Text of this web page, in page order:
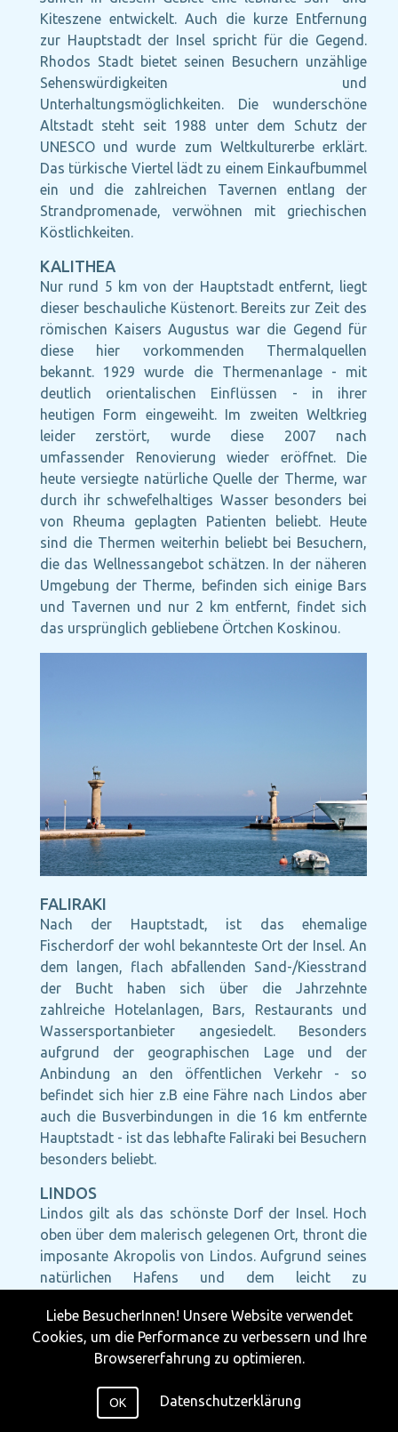
Kiteszene entwickelt. Auch die kurze Entfernung
zur Hauptstadt der Insel spricht für die Gegend.
Rhodos Stadt bietet seinen Besuchern unzählige
Sehenswürdigkeiten und
Unterhaltungsmöglichkeiten. Die wunderschöne
Altstadt steht seit 1988 unter dem Schutz der
UNESCO und wurde zum Weltkulturerbe erklärt.
Das türkische Viertel lädt zu einem Einkaufbummel
ein und die zahlreichen Tavernen entlang der
Strandpromenade, verwöhnen mit griechischen
Köstlichkeiten.
KALITHEA
Nur rund 5 km von der Hauptstadt entfernt, liegt
dieser beschauliche Küstenort. Bereits zur Zeit des
römischen Kaisers Augustus war die Gegend für
diese hier vorkommenden Thermalquellen
bekannt. 1929 wurde die Thermenanlage - mit
deutlich orientalischen Einflüssen - in ihrer
heutigen Form eingeweiht. Im zweiten Weltkrieg
leider zerstört, wurde diese 2007 nach
umfassender Renovierung wieder eröffnet. Die
heute versiegte natürliche Quelle der Therme, war
durch ihr schwefelhaltiges Wasser besonders bei
von Rheuma geplagten Patienten beliebt. Heute
sind die Thermen weiterhin beliebt bei Besuchern,
die das Wellnessangebot schätzen. In der näheren
Umgebung der Therme, befinden sich einige Bars
und Tavernen und nur 2 km entfernt, findet sich
das ursprünglich gebliebene Örtchen Koskinou.
FALIRAKI
Nach der Hauptstadt, ist das ehemalige
Fischerdorf der wohl bekannteste Ort der Insel. An
dem langen, flach abfallenden Sand-/Kiesstrand
der Bucht haben sich über die Jahrzehnte
zahlreiche Hotelanlagen, Bars, Restaurants und
Wassersportanbieter angesiedelt. Besonders
aufgrund der geographischen Lage und der
Anbindung an den öffentlichen Verkehr - so
befindet sich hier z.B eine Fähre nach Lindos aber
auch die Busverbindungen in die 16 km entfernte
Hauptstadt - ist das lebhafte Faliraki bei Besuchern
besonders beliebt.
LINDOS
Lindos gilt als das schönste Dorf der Insel. Hoch
oben über dem malerisch gelegenen Ort, thront die
imposante Akropolis von Lindos. Aufgrund seines
natürlichen Hafens und dem leicht zu
das Zentrum der Insel. Heute ist es vor allem durch
die Überreste der ehemaligen Akropolis bekannt.
Ein schmaler und steiler Serpentinenweg, führt
Jahr für Jahr tausende Besucher zu dieser
wunderschönen Sehenswürdigkeit. Oben
Liebe BesucherInnen! Unsere Website verwendet
Cookies, um die Performance zu verbessern und Ihre
Browsererfahrung zu optimieren.
OK Datenschutzerklärung